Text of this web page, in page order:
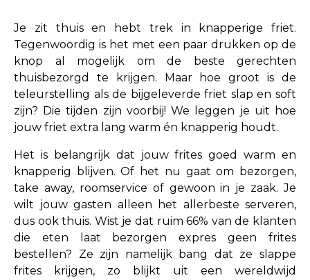
Je zit thuis en hebt trek in knapperige friet.
Tegenwoordig is het met een paar drukken op de
knop al mogelijk om de beste gerechten
thuisbezorgd te krijgen. Maar hoe groot is de
teleurstelling als de bijgeleverde friet slap en soft
zijn? Die tijden zijn voorbij! We leggen je uit hoe
jouw friet extra lang warm én knapperig houdt.
Het is belangrijk dat jouw frites goed warm en
knapperig blijven. Of het nu gaat om bezorgen,
take away, roomservice of gewoon in je zaak. Je
wilt jouw gasten alleen het allerbeste serveren,
dus ook thuis. Wist je dat ruim 66% van de klanten
die eten laat bezorgen expres geen frites
bestellen? Ze zijn namelijk bang dat ze slappe
frites krijgen, zo blijkt uit een wereldwijd